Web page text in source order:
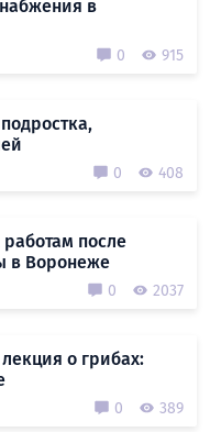
в
0 915
0 408
после
в Воронеже
0 2037
о грибах:
0 389